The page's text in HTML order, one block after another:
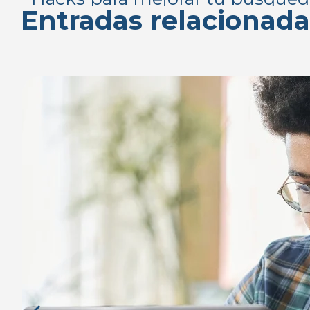
Entradas